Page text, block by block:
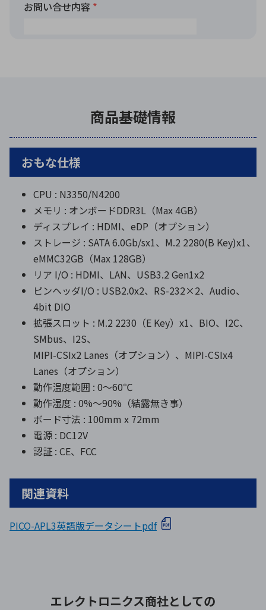
商品基礎情報
おもな仕様
CPU : N3350/N4200
メモリ : オンボードDDR3L（Max 4GB）
ディスプレイ : HDMI、eDP（オプション）
ストレージ : SATA 6.0Gb/sx1、M.2 2280(B Key)x1、
eMMC32GB（Max 128GB）
リア I/O : HDMI、LAN、USB3.2 Gen1x2
ピンヘッダI/O : USB2.0x2、RS-232×2、Audio、
4bit DIO
拡張スロット : M.2 2230（E Key）x1、BIO、I2C、
SMbus、I2S、
MIPI-CSIx2 Lanes（オプション）、MIPI-CSIx4
Lanes（オプション）
動作温度範囲 : 0～60℃
動作湿度 : 0%～90%（結露無き事）
ボード寸法 : 100mm x 72mm
電源 : DC12V
認証 : CE、FCC
関連資料
PICO-APL3英語版データシートpdf
エレクトロニクス商社としての